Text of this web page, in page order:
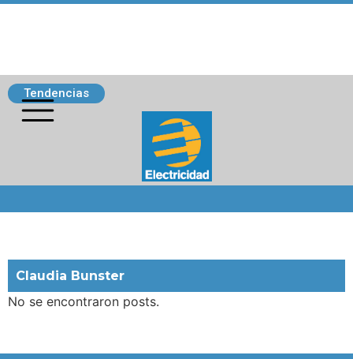
Tendencias
Claudia Bunster
No se encontraron posts.